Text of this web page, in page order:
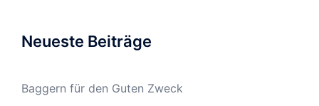
Neueste Beiträge
Baggern für den Guten Zweck